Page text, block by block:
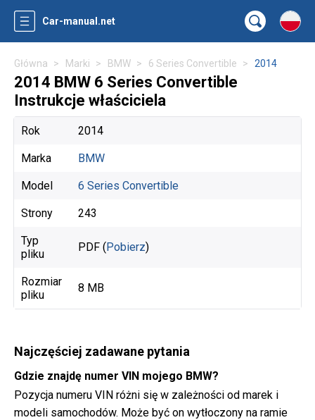
Car-manual.net
Główna Marki BMW 6 Series Convertible 2014
2014 BMW 6 Series Convertible
Instrukcje właściciela
Rok 2014
Marka BMW
Model 6 Series Convertible
Strony 243
Typ
pliku
PDF (Pobierz)
Rozmiar
pliku
8 MB
Najczęściej zadawane pytania
Gdzie znajdę numer VIN mojego BMW?
Pozycja numeru VIN różni się w zależności od marek i
modeli samochodów. Może być on wytłoczony na ramie